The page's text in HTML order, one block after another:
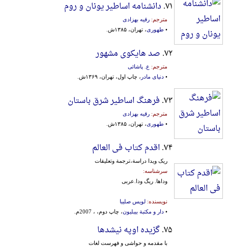
۷۱. دانشنامه اساطیر یونان و روم
مترجم: رقیه بهزادی
• طهوری، تهران، ۱۳۸۵ش.
۷۲. صد هایکوی مشهور
مترجم: ع. پاشائی
• دنیای مادر ، چاپ اول، تهران، ۱۳۶۹ش.
۷۳. فرهنگ اساطیر شرق باستان
مترجم: رقیه بهزادی
• طهوری، تهران، ۱۳۸۵ش.
۷۴. اقدم کتاب فی العالم
ریک ویدا دراسة،ترجمة وتعلیقات
سرشناسه:
وداها. ریگ‌ ودا.عربی
نویسنده: لویس صلیبا
• دار و مکتبة بیبلیون، چاپ دوم، ، 2007م.
۷۵. گزیده اوپه نیشدها
با مقدمه و حواشی و فهرست لغات